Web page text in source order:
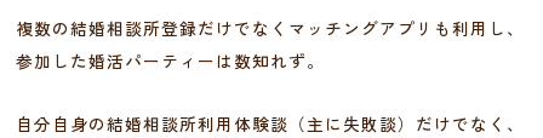
複数の結婚相談所登録だけでなくマッチングアプリも利用し、
参加した婚活パーティーは数知れず。
自分自身の結婚相談所利用体験談（主に失敗談）だけでなく、